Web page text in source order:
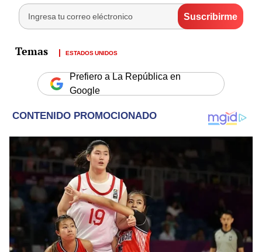
ESTADOS UNIDOS
Prefiero a La República en
Google